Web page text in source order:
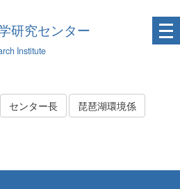
研究センター
Institute
センター長 琵琶湖環境係